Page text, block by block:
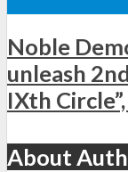
Noble
unleash
IXth
About